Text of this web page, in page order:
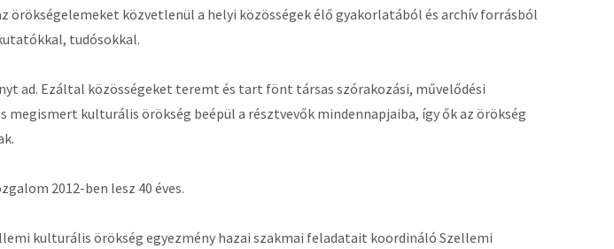
örökségelemeket közvetlenül a helyi közösségek élő gyakorlatából és archív forrásból
tudósokkal.
ad. Ezáltal közösségeket teremt és tart fönt társas szórakozási, művelődési
kulturális örökség beépül a résztvevők mindennapjaiba, így ők az örökség
2012-ben lesz 40 éves.
kulturális örökség egyezmény hazai szakmai feladatait koordináló Szellemi